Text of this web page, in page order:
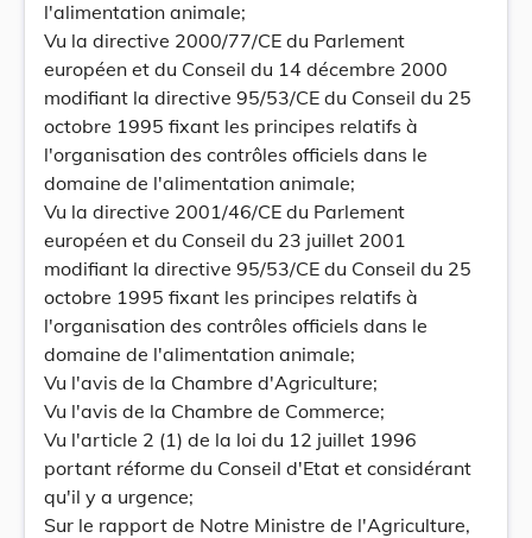
l'alimentation animale;
Vu la directive 2000/77/CE du Parlement
européen et du Conseil du 14 décembre 2000
modifiant la directive 95/53/CE du Conseil du 25
octobre 1995 fixant les principes relatifs à
l'organisation des contrôles officiels dans le
domaine de l'alimentation animale;
Vu la directive 2001/46/CE du Parlement
européen et du Conseil du 23 juillet 2001
modifiant la directive 95/53/CE du Conseil du 25
octobre 1995 fixant les principes relatifs à
l'organisation des contrôles officiels dans le
domaine de l'alimentation animale;
Vu l'avis de la Chambre d'Agriculture;
Vu l'avis de la Chambre de Commerce;
Vu l'article 2 (1) de la loi du 12 juillet 1996
portant réforme du Conseil d'Etat et considérant
qu'il y a urgence;
Sur le rapport de Notre Ministre de l'Agriculture,